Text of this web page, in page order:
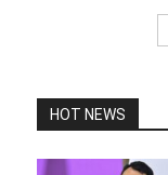
HOT NEWS